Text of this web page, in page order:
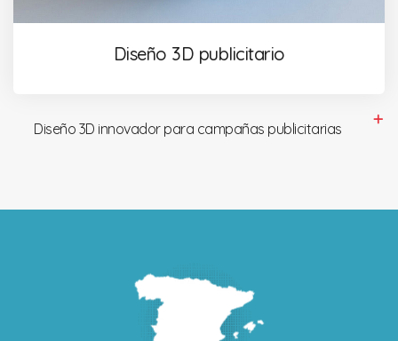
Diseño 3D publicitario
Diseño 3D innovador para campañas publicitarias